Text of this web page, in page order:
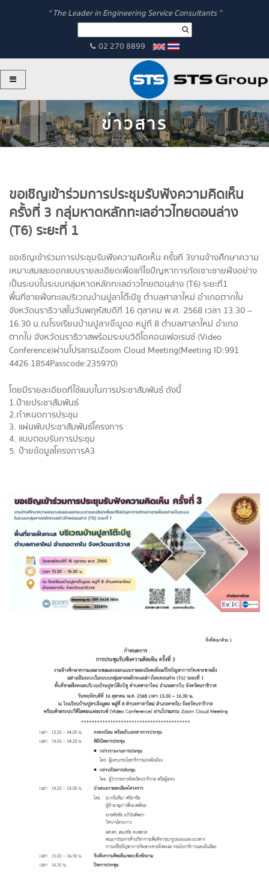
“ The Leader in Engineering Service Consultants ”
02 270 8899
ข่าวสาร
ขอเชิญเข้าร่วมการประชุมรับฟังความคิดเห็น
ครั้งที่ 3 กลุ่มหาดหลักทะเลอ่าวไทยตอนล่าง
(T6) ระยะที่ 1
ขอเชิญเข้าร่วมการประชุมรับฟังความคิดเห็น ครั้งที่ 3งานจ้างศึกษาความ
เหมาะสมและออกแบบรายละเอียดเพื่อแก้ไขปัญหาการกัดเซาะชายฝั่งอย่าง
เป็นระบบในระบบกลุ่มหาดหลักทะเลอ่าวไทยตอนล่าง (T6) ระยะที่ 1
พื้นที่ชายฝั่งทะเลบริเวณบ้านปูลาโต๊ะบีซู ตำบลศาลาใหม่ อำเภอตากใบ
จังหวัดนราธิวาสในวันพฤหัสบดีที่ 16 ตุลาคม พ.ศ. 2568 เวลา 13.30 –
16.30 น.ณ โรงเรียนบ้านปูลาเจ๊ะมูดอ หมู่ที่ 8 ตำบลศาลาใหม่ อำเภอ
ตากใบ จังหวัดนราธิวาสพร้อมระบบวิดีโอคอนเฟอเรนซ์ (Video
Conference) ผ่านโปรแกรม Zoom Cloud Meeting(Meeting ID: 991
4426 1854 Passcode: 235970)
โดยมีรายละเอียดที่ใช้แนบในการประชาสัมพันธ์ ดังนี้
1. ป้ายประชาสัมพันธ์
2. กำหนดการประชุม
3. แผ่นพับประชาสัมพันธ์โครงการ
4. แบบตอบรับการประชุม
5. ป้ายข้อมูลโครงการ A3